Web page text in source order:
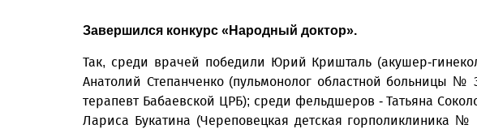
Завершился конкурс «Народный доктор».
Так, среди врачей победили Юрий Кришталь (акушер-
Анатолий Степанченко (пульмонолог областной больницы №
терапевт Бабаевской ЦРБ); среди фельдшеров - Татьяна
Лариса Букатина (Череповецкая детская горполиклиника